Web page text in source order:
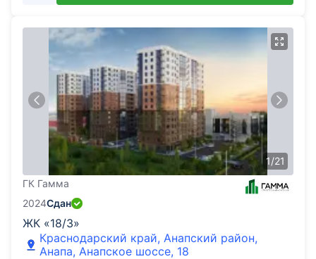
1/21
ГК Гамма
ЖК «18/3»
2024Сдан
Краснодарский край, Анапский район,
Анапа, Анапское шоссе, 18